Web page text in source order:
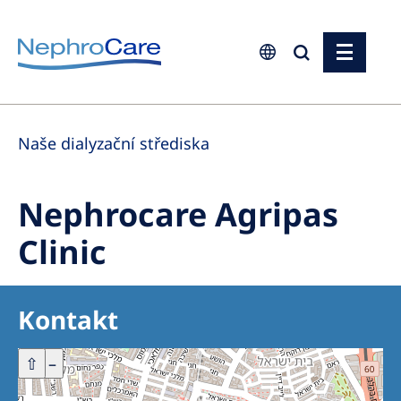
Europe
Czech Republic
Germany
Israel
Netherlands
Poland
Portugal
Naše dialyzační střediska
Nephrocare Agripas
Clinic
Kontakt
+ –
⇧